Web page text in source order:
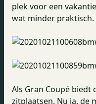
plek voor een
wat minder praktisch.
Als Gran Coupé biedt
zitplaatsen. Nu ja, de